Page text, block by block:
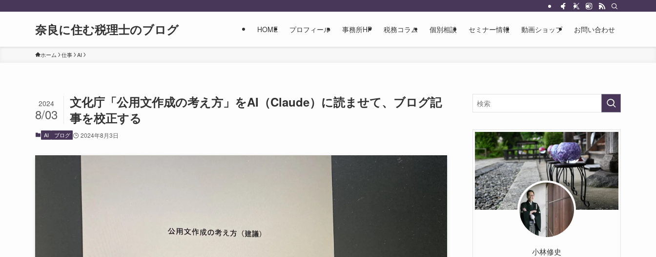
奈良に住む税理士のブログ HOME プロフィール 事務所HP 税務コラム 個別相談 セミナー情報 動画ショップ お問い合わせ
ホーム 仕事 AI
文化庁「公用文作成の考え方」をAI（Claude）に読ませて、ブログ記
事を校正する
2024
8/03
AI ブログ 2024年8月3日
小林修史